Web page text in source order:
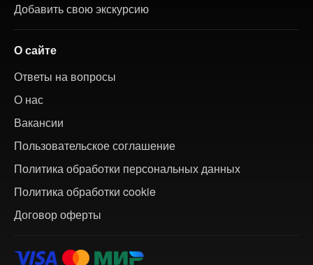
Добавить свою экскурсию
О сайте
Ответы на вопросы
О нас
Вакансии
Пользовательское соглашение
Политика обработки персональных данных
Политика обработки cookie
Договор оферты